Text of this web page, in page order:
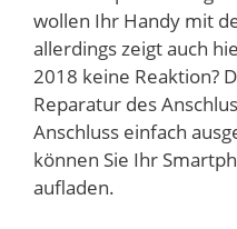
wollen Ihr Handy mit
allerdings zeigt auch
2018 keine Reaktion?
Reparatur des
Anschluss einfach
können Sie Ihr
aufladen.